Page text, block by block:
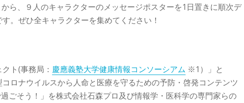
ら、９人のキャラクターのメッセージポスターを1日置きに順次デ
。ぜひ全キャラクターを集めてください！
ト(事務局： 慶應義塾大学健康情報コンソーシアム ※1 ）」と
コロナウイルスから人命と医療を守るための予防・啓発コンテンツ
ごそう！」を株式会社石森プロ及び情報学・医科学の専門家らの